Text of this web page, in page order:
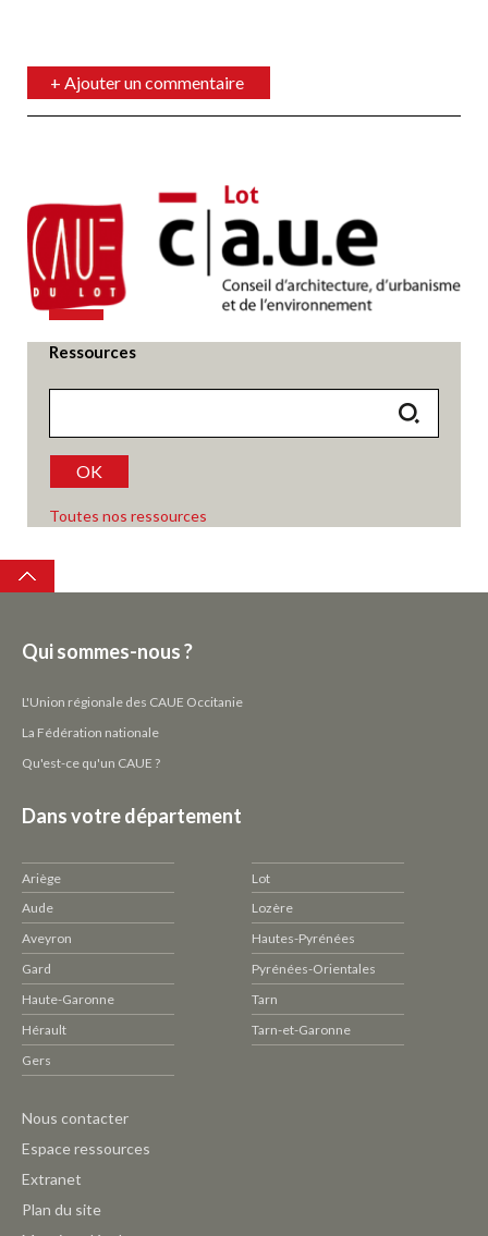
Ajouter un commentaire
Votre adresse de courriel
Contenu
Ressources
OK
Toutes nos ressources
Top
Qui sommes-nous ?
L'Union régionale des CAUE Occitanie
La Fédération nationale
Qu'est-ce qu'un CAUE ?
Dans votre département
Ariège
Aude
Aveyron
Gard
Haute-Garonne
Hérault
Gers
Lot
Lozère
Hautes-Pyrénées
Pyrénées-Orientales
Tarn
Tarn-et-Garonne
Pied
de
page
Nous contacter
Espace ressources
Extranet
Plan du site